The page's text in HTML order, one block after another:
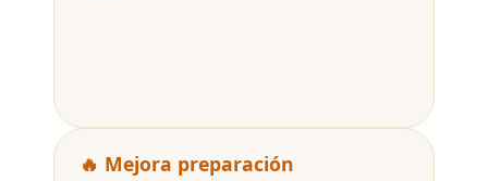
🔥 Mejora preparación